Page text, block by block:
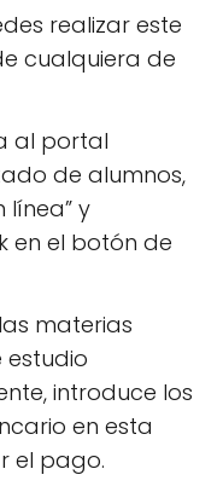
realizar este
cualquiera de
al portal
de alumnos,
línea” y
en el botón de
materias
introduce los
en esta
el pago.